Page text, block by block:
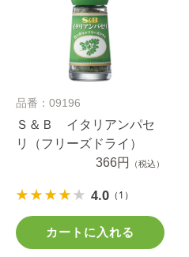
品番：09196
Ｓ＆Ｂ イタリアンパセ
リ（フリーズドライ）
366円
（税込）
4.0 （1）
カートに入れる